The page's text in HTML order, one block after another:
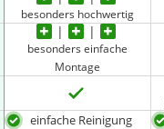
besonders hochwertig
besonders einfache
Montage
einfache Reinigung